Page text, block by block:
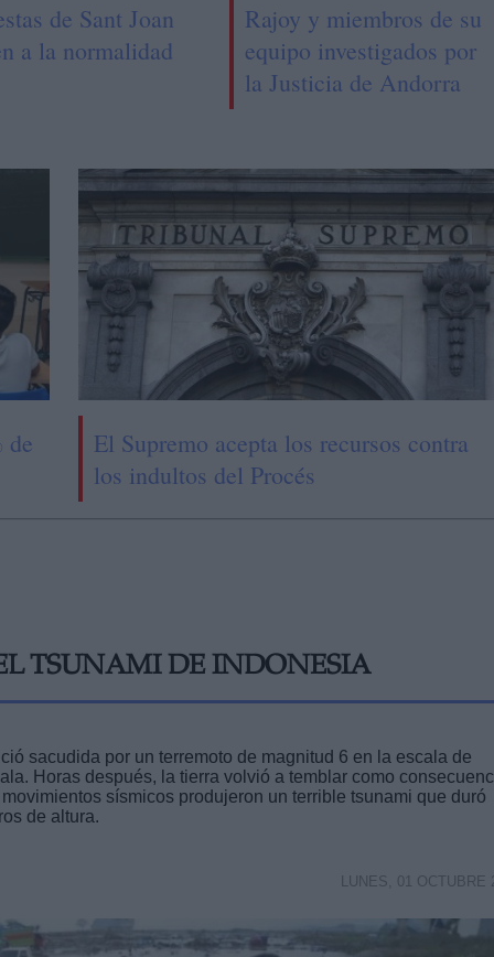
de Sant Joan
a la normalidad
Rajoy y miembros de su
equipo investigados por
la Justicia de Andorra
de
El Supremo acepta los recursos contra
los indultos del Procés
TSUNAMI DE INDONESIA
sacudida por un terremoto de magnitud 6 en la escala de
Horas después, la tierra volvió a temblar como
sísmicos produjeron un terrible tsunami que duró
de altura.
LUNES, 01 OCTUBRE